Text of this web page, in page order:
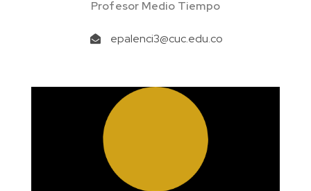
Profesor Medio Tiempo
epalenci3@cuc.edu.co